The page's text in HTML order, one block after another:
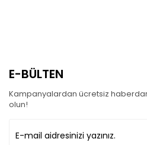
E-BÜLTEN
Kampanyalardan ücretsiz
olun!